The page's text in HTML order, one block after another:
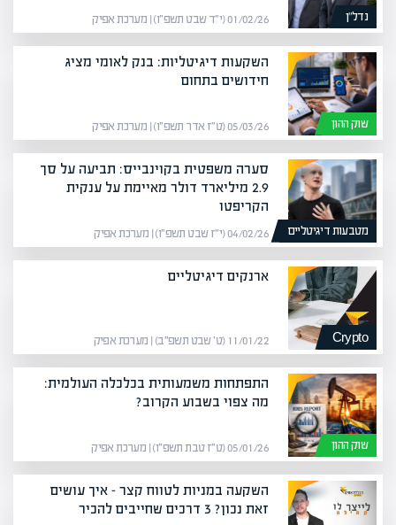
נדל”ן 01/02/26 (י״ד שבט תשפ״ו) | מערכת אפיק
שוק ההון
השקעות דיגיטליות: בנק לאומי מציג
חידושים בתחום
05/03/26 (ט״ז אדר תשפ״ו) | מערכת אפיק
מטבעות דיגיטליים
סערה משפטית בקוינבייס: תביעה על סך
2.9 מיליארד דולר מאיימת על ענקית
הקריפטו
04/02/26 (י״ז שבט תשפ״ו) | מערכת אפיק
Crypto
ארנקים דיגיטליים
11/01/22 (ט׳ שבט תשפ״ב) | מערכת אפיק
שוק ההון
התפתחות משמעותית בכלכלה העולמית:
מה צפוי בשבוע הקרוב?
05/01/26 (ט״ז טבת תשפ״ו) | מערכת אפיק
השקעה במניות לטווח קצר – איך עושים
זאת נכון? 3 דרכים שחייבים להכיר